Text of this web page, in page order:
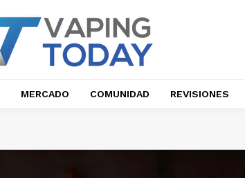
MERCADO COMUNIDAD REVISIONES